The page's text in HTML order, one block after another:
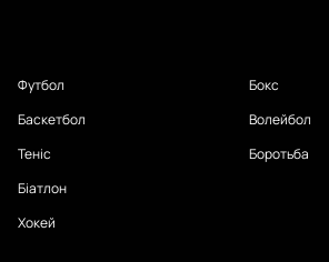
Футбол
Баскетбол
Теніс
Біатлон
Хокей
Бокс
Волейбол
Боротьба